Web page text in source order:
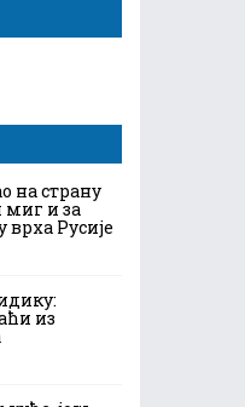
на страну
миг и за
Русије
из